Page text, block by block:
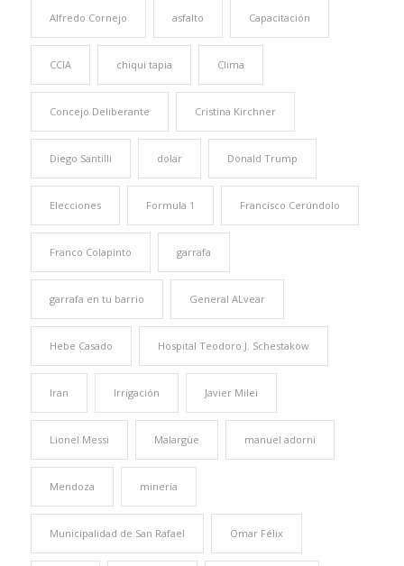
Alfredo Cornejo asfalto Capacitación
CCIA chiqui tapia Clima
Concejo Deliberante Cristina Kirchner
Diego Santilli dolar Donald Trump
Elecciones Formula 1 Francisco Cerúndolo
Franco Colapinto garrafa
garrafa en tu barrio General ALvear
Hebe Casado Hospital Teodoro J. Schestakow
Iran Irrigación Javier Milei
Lionel Messi Malargüe manuel adorni
Mendoza minería
Municipalidad de San Rafael Omar Félix